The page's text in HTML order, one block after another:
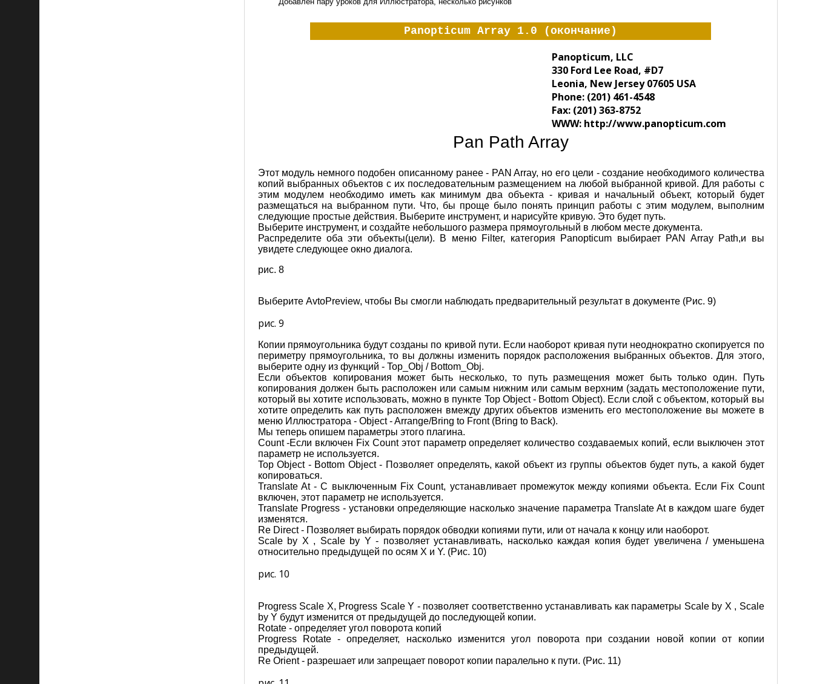
Panopticum Array 1.0 (окончание)
Panopticum, LLC
330 Ford Lee Road, #D7
Leonia, New Jersey 07605 USA
Phone: (201) 461-4548
Fax: (201) 363-8752
WWW: http://www.panopticum.com
Pan Path Array
Этот модуль немного подобен описанному ранее - PAN Array, но его цели - создание необходимого количества
копий выбранных объектов с их последовательным размещением на любой выбранной кривой. Для работы с
этим модулем необходимо иметь как минимум два объекта - кривая и начальный объект, который будет
размещаться на выбранном пути. Что, бы проще было понять принцип работы с этим модулем, выполним
следующие простые действия. Выберите инструмент, и нарисуйте кривую. Это будет путь.
Выберите инструмент, и создайте небольшого размера прямоугольный в любом месте документа.
Распределите оба эти объекты(цели). В меню Filter, категория Panopticum выбирает PAN Array Path,и вы
увидете следующее окно диалога.
рис. 8
Выберите AvtoPreview, чтобы Вы смогли наблюдать предварительный результат в документе (Рис. 9)
рис. 9
Копии прямоугольника будут созданы по кривой пути. Если наоборот кривая пути неоднократно скопируется по
периметру прямоугольника, то вы должны изменить порядок расположения выбранных объектов. Для этого,
выберите одну из функций - Top_Obj / Bottom_Obj.
Если объектов копирования может быть несколько, то путь размещения может быть только один. Путь
копирования должен быть расположен или самым нижним или самым верхним (задать местоположение пути,
который вы хотите использовать, можно в пункте Top Object - Bottom Object). Если слой с объектом, который вы
хотите определить как путь расположен вмежду других объектов изменить его местоположение вы можете в
меню Иллюстратора - Object - Arrange/Bring to Front (Bring to Back).
Мы теперь опишем параметры этого плагина.
Count -Если включен Fix Count этот параметр определяет количество создаваемых копий, если выключен этот
параметр не используется.
Top Object - Bottom Object - Позволяет определять, какой объект из группы объектов будет путь, а какой будет
копироваться.
Translate At - С выключенным Fix Count, устанавливает промежуток между копиями объекта. Если Fix Count
включен, этот параметр не используется.
Translate Progress - установки определяющие насколько значение параметра Translate At в каждом шаге будет
изменятся.
Re Direct - Позволяет выбирать порядок обводки копиями пути, или от начала к концу или наоборот.
Scale by X , Scale by Y - позволяет устанавливать, насколько каждая копия будет увеличена / уменьшена
относительно предыдущей по осям X и Y. (Рис. 10)
рис. 10
Progress Scale X, Progress Scale Y - позволяет соответственно устанавливать как параметры Scale by X , Scale
by Y будут изменится от предыдущей до последующей копии.
Rotate - определяет угол поворота копий
Progress Rotate - определяет, насколько изменится угол поворота при создании новой копии от копии
предыдущей.
Re Orient - разрешает или запрещает поворот копии паралельно к пути. (Рис. 11)